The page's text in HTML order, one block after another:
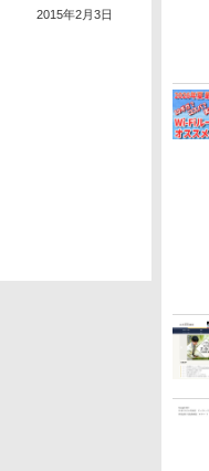
2015年2月3日